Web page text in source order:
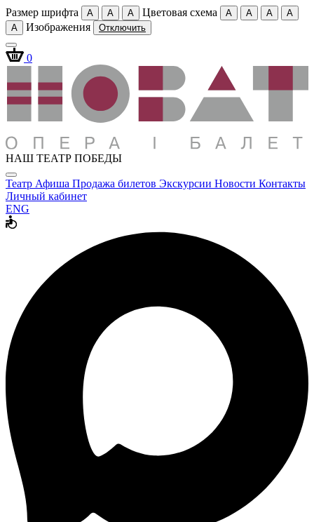
Размер шрифта A A A Цветовая схема A A A
A
A
Изображения Отключить
0
НАШ ТЕАТР ПОБЕДЫ
Театр Афиша Продажа билетов Экскурсии Новости Контакты
Личный кабинет
ENG